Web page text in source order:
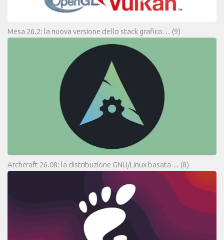
Mesa 26.2: la nuova versione dello stack grafico… (9)
Archcraft 26.08: la distribuzione GNU/Linux basata… (8)